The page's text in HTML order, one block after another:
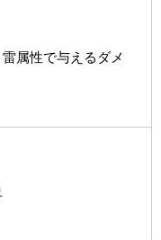
属性で与えるダメ